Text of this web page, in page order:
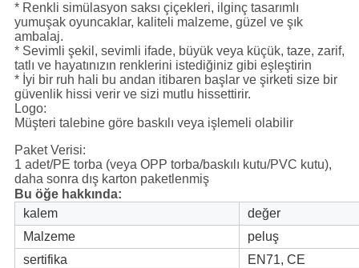
* Renkli simülasyon saksı çiçekleri, ilginç tasarımlı
yumuşak oyuncaklar, kaliteli malzeme, güzel ve şık
ambalaj.
* Sevimli şekil, sevimli ifade, büyük veya küçük, taze, zarif,
tatlı ve hayatınızın renklerini istediğiniz gibi eşleştirin
* İyi bir ruh hali bu andan itibaren başlar ve şirketi size bir
güvenlik hissi verir ve sizi mutlu hissettirir.
Logo:
Müşteri talebine göre baskılı veya işlemeli olabilir
Paket Verisi:
1 adet/PE torba (veya OPP torba/baskılı kutu/PVC kutu),
daha sonra dış karton paketlenmiş
Bu öğe hakkında:
kalem
değer
Malzeme
peluş
sertifika
EN71, CE